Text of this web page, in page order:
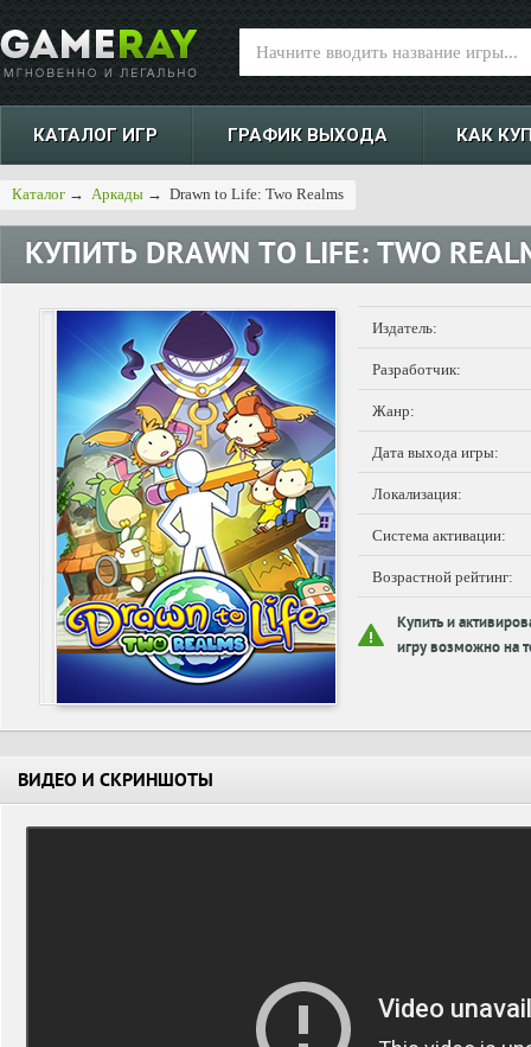
КАТАЛОГ ИГР ГРАФИК ВЫХОДА КАК
Каталог → Аркады → Drawn to Life: Two Realms
КУПИТЬ DRAWN TO LIFE: TWO
Издатель:
Разработчик:
Жанр:
Дата выхода игры:
Локализация:
Система активации:
Возрастной рейтинг:
Купить и
игру возможно на
ВИДЕО И СКРИНШОТЫ